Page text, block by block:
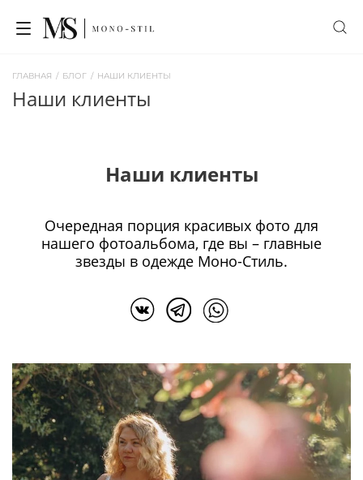
ГЛАВНАЯ / БЛОГ / НАШИ КЛИЕНТЫ
наши клиенты
Наши клиенты
Очередная порция красивых фото для
нашего фотоальбома, где вы – главные
звезды в одежде Моно-Стиль.